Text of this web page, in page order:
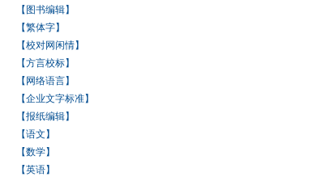
【图书编辑】
【繁体字】
【校对网闲情】
【方言校标】
【网络语言】
【企业文字标准】
【报纸编辑】
【语文】
【数学】
【英语】